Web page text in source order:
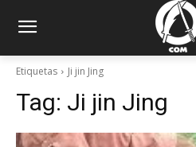
Etiquetas Ji jin Jing
Tag: Ji jin Jing